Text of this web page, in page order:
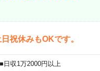
祝休みもOKです。
収1万2000円以上